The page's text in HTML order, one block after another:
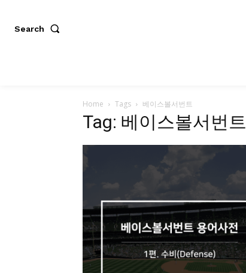
Search
Home Tags 베이스볼서번트
Tag: 베이스볼서번트